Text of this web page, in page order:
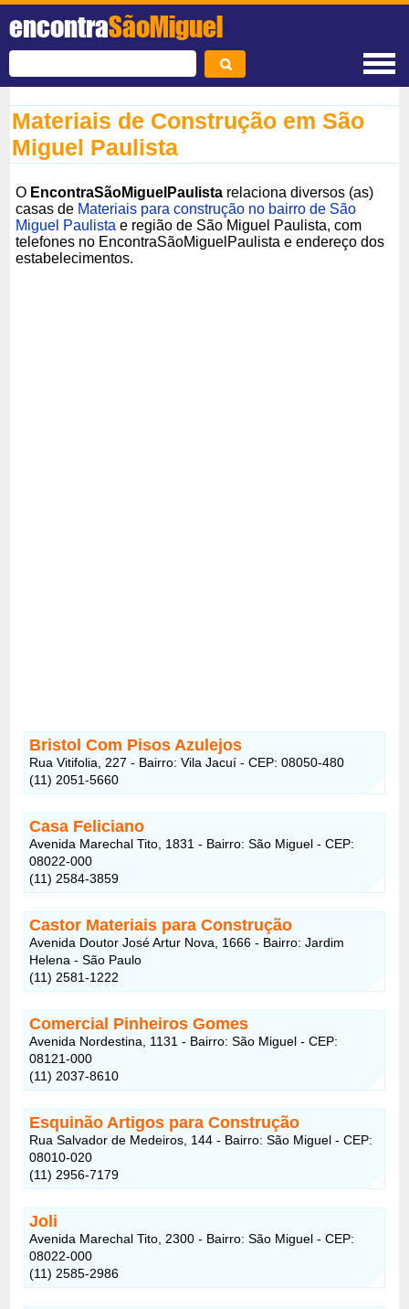
encontraSãoMiguel
Materiais de Construção em São
Miguel Paulista
O EncontraSãoMiguelPaulista relaciona diversos (as)
casas de Materiais para construção no bairro de São
Miguel Paulista e região de São Miguel Paulista, com
telefones no EncontraSãoMiguelPaulista e endereço dos
estabelecimentos.
Bristol Com Pisos Azulejos
Rua Vitifolia, 227 - Bairro: Vila Jacuí - CEP: 08050-480
(11) 2051-5660
Casa Feliciano
Avenida Marechal Tito, 1831 - Bairro: São Miguel - CEP:
08022-000
(11) 2584-3859
Castor Materiais para Construção
Avenida Doutor José Artur Nova, 1666 - Bairro: Jardim
Helena - São Paulo
(11) 2581-1222
Comercial Pinheiros Gomes
Avenida Nordestina, 1131 - Bairro: São Miguel - CEP:
08121-000
(11) 2037-8610
Esquinão Artigos para Construção
Rua Salvador de Medeiros, 144 - Bairro: São Miguel - CEP:
08010-020
(11) 2956-7179
Joli
Avenida Marechal Tito, 2300 - Bairro: São Miguel - CEP:
08022-000
(11) 2585-2986